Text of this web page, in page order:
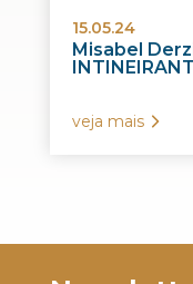
15.05.24
Misabel
veja mais